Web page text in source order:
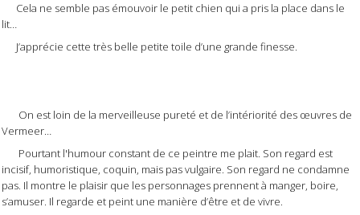
Cela ne semble pas émouvoir le petit chien qui a pris la place dans le
lit…
J’apprécie cette très belle petite toile d’une grande finesse.
On est loin de la merveilleuse pureté et de l’intériorité des œuvres de
Vermeer…
Pourtant l'humour constant de ce peintre me plait. Son regard est
incisif, humoristique, coquin, mais pas vulgaire. Son regard ne condamne
pas. Il montre le plaisir que les personnages prennent à manger, boire,
s’amuser. Il regarde et peint une manière d’être et de vivre.